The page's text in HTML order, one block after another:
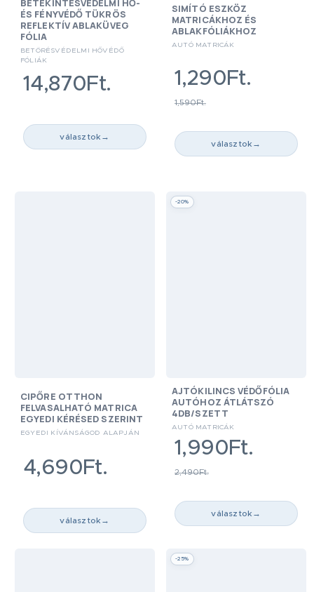
ÉS FÉNYVÉDŐ TÜKRÖS
REFLEKTÍV ABLAKÜVEG
FÓLIA
BETÖRÉSVÉDELMI HŐVÉDŐ
FÓLIÁK
14,870Ft.
választok →
SIMÍTÓ ESZKÖZ
MATRICÁKHOZ ÉS
ABLAKFÓLIÁKHOZ
AUTÓ MATRICÁK
1,590Ft.
1,290Ft.
választok →
CIPŐRE OTTHON
FELVASALHATÓ MATRICA
EGYEDI KÉRÉSED SZERINT
EGYEDI KÍVÁNSÁGOD ALAPJÁN
4,690Ft.
választok →
-20%
AJTÓKILINCS VÉDŐFÓLIA
AUTÓHOZ ÁTLÁTSZÓ
4DB/SZETT
AUTÓ MATRICÁK
2,490Ft.
1,990Ft.
választok →
-25%